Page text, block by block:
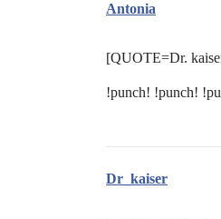
Antonia
[QUOTE=Dr.
!punch! !punch!
Dr_kaiser